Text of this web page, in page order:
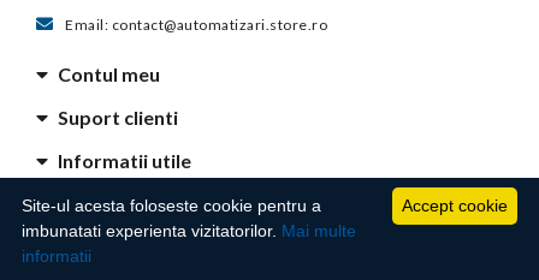
Email: contact@automatizari.store.ro
Contul meu
Suport clienti
Informatii utile
Techno Master Autosafe S.R.L. - Str. Ghimpati, nr. 23, Bloc 2, Scara 3, Etaj 1, Ap. 70,
Accept cookie
Site-ul acesta foloseste cookie pentru a
imbunatati experienta vizitatorilor. Mai multe
informatii